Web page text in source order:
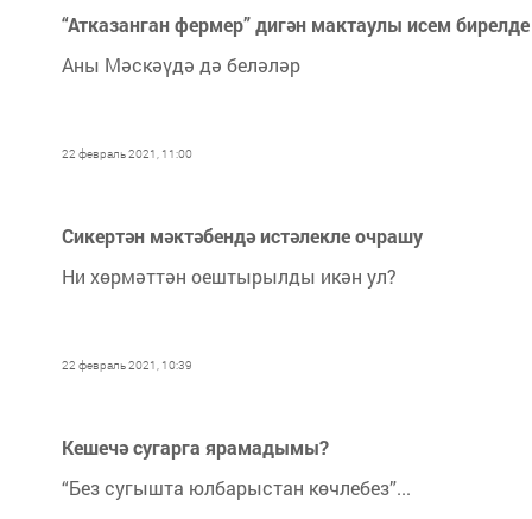
“Атказанган фермер” дигән мактаулы исем бирелде
Аны Мәскәүдә дә беләләр
22 февраль 2021, 11:00
Сикертән мәктәбендә истәлекле очрашу
Ни хөрмәттән оештырылды икән ул?
22 февраль 2021, 10:39
Кешечә сугарга ярамадымы?
“Без сугышта юлбарыстан көчлебез”...